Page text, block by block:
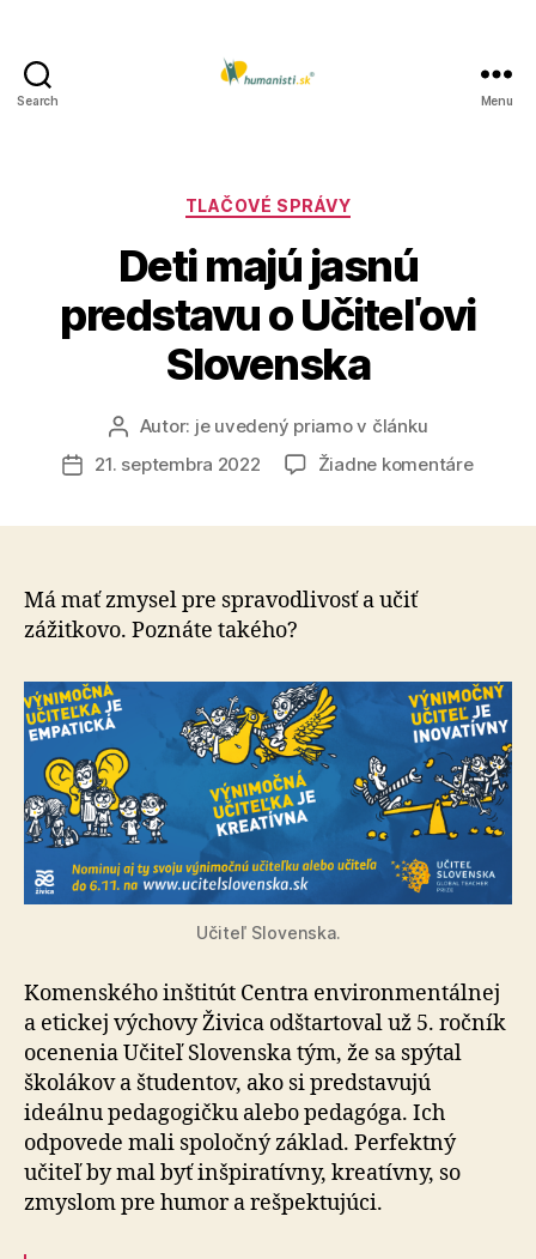
Search Menu
Kategórie
TLAČOVÉ SPRÁVY
Deti majú jasnú
predstavu o Učiteľovi
Slovenska
AutorAutor: je uvedený priamo v článku
Dátum
21. septembra 2022 Žiadne komentárena
Má mať zmysel pre spravodlivosť a učiť
zážitkovo. Poznáte takého?
Učiteľ Slovenska.
Komenského inštitút Centra environmentálnej
a etickej výchovy Živica odštartoval už 5. ročník
ocenenia Učiteľ Slovenska tým, že sa spýtal
školákov a študentov, ako si predstavujú
ideálnu pedagogičku alebo pedagóga. Ich
odpovede mali spoločný základ. Perfektný
učiteľ by mal byť inšpiratívny, kreatívny, so
zmyslom pre humor a rešpektujúci.